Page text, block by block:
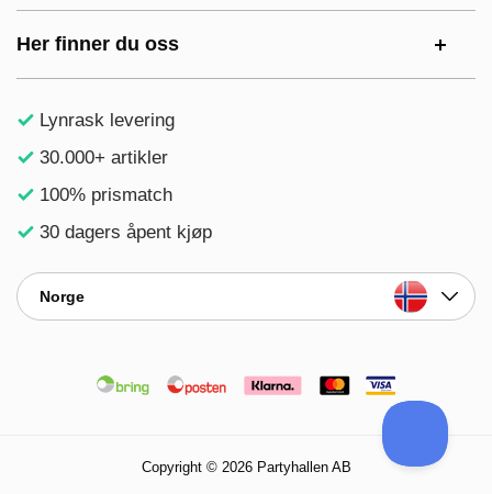
Her finner du oss
Lynrask levering
30.000+ artikler
100% prismatch
30 dagers åpent kjøp
Norge
Copyright © 2026 Partyhallen AB